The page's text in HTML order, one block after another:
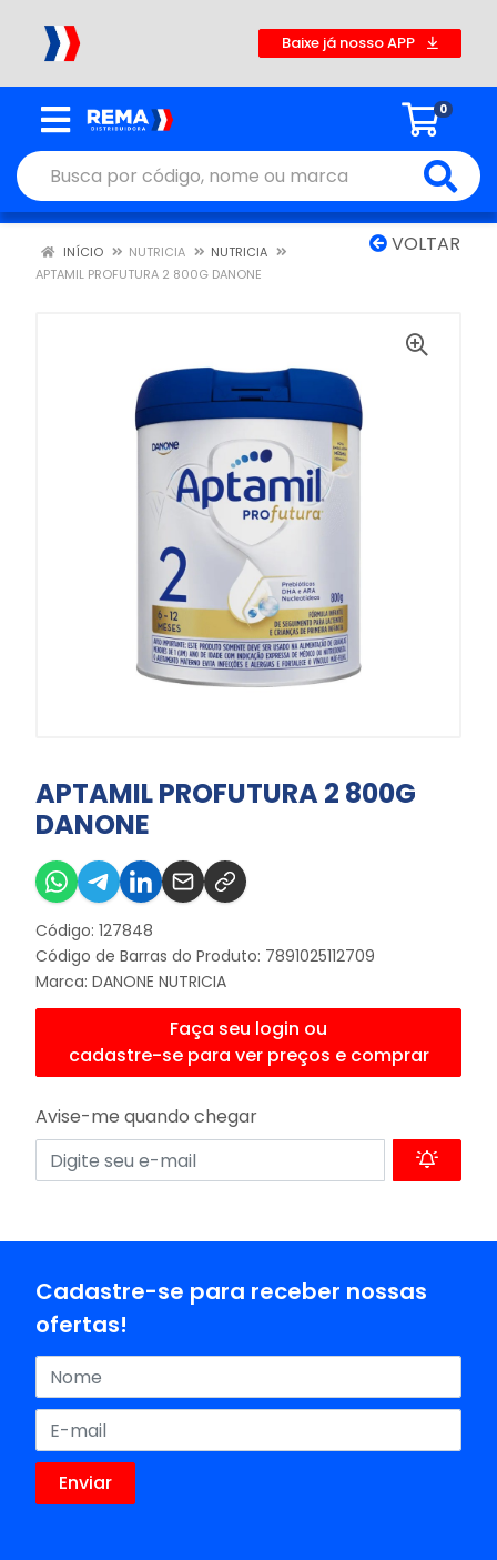
Baixe já nosso APP
0
VOLTAR
INÍCIO NUTRICIA
NUTRICIA
APTAMIL PROFUTURA 2 800G DANONE
APTAMIL PROFUTURA 2 800G
DANONE
Código: 127848
Código de Barras do Produto: 7891025112709
Marca: DANONE NUTRICIA
Faça seu login ou
cadastre-se para ver preços e comprar
Avise-me quando chegar
Cadastre-se para receber nossas
ofertas!